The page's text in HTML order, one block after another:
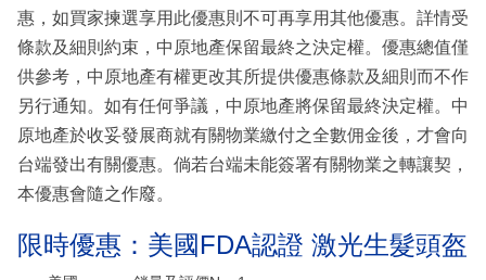
惠，如買家揀選享用此優惠則不可再享用其他優惠。詳情受
條款及細則約束，中原地產保留最終之決定權。優惠總值僅
供參考，中原地產有權更改其所提供優惠條款及細則而不作
另行通知。如有任何爭議，中原地產將保留最終決定權。中
原地產於收妥發展商就有關物業繳付之全數佣金後，才會向
台端發出有關優惠。倘若台端未能簽署有關物業之轉讓契，
本優惠會隨之作廢。
限時優惠：美國FDA認證 激光生髮頭盔